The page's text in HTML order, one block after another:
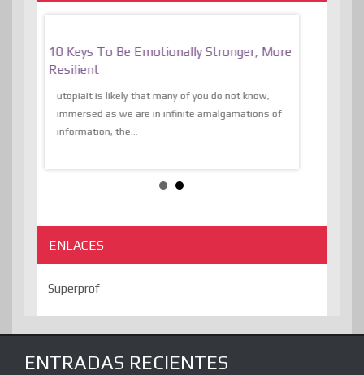
10 Keys To Be Emotionally Stronger, More
Resilient
utopiaIt is likely that many of you do not know,
immersed as we are in infinite amalgamations of
information, the...
ENLACES
Superprof
ENTRADAS RECIENTES